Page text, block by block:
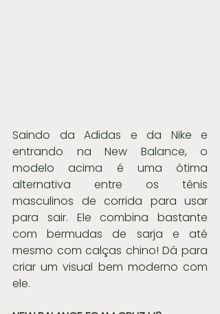
Saindo da Adidas e da Nike e
entrando na New Balance, o
modelo acima é uma ótima
alternativa entre os tênis
masculinos de corrida para usar
para sair. Ele combina bastante
com bermudas de sarja e até
mesmo com calças chino! Dá para
criar um visual bem moderno com
ele.